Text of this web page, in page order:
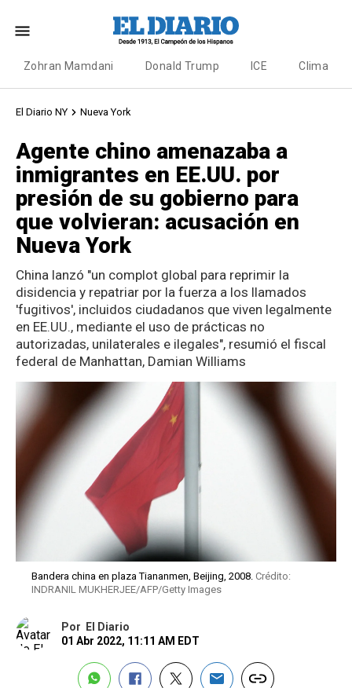
Zohran Mamdani Donald Trump ICE Clima
El Diario NY Nueva York
Agente chino amenazaba a
inmigrantes en EE.UU. por
presión de su gobierno para
que volvieran: acusación en
Nueva York
China lanzó "un complot global para reprimir la
disidencia y repatriar por la fuerza a los llamados
'fugitivos', incluidos ciudadanos que viven legalmente
en EE.UU., mediante el uso de prácticas no
autorizadas, unilaterales e ilegales", resumió el fiscal
federal de Manhattan, Damian Williams
Bandera china en plaza Tiananmen, Beijing, 2008. Crédito:
INDRANIL MUKHERJEE/AFP/Getty Images
Por
El Diario
01 Abr 2022, 11:11 AM EDT